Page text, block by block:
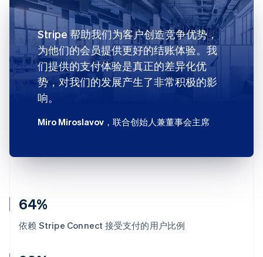
64%
依赖 Stripe Connect 接受支付的用户比例
Stripe 帮助我们为客户创造竞争优势，
为他们的会员提供更好的结账体验。我
们提供的支付体验是真正的差异化优
势，对我们的发展产生了非常积极的影
响。
Miro Miroslavov ，联合创始人兼董事会主席